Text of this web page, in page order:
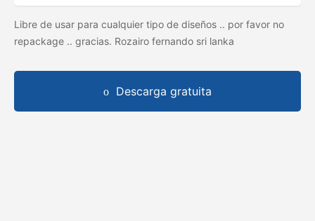
Libre de usar para cualquier tipo de diseños .. por favor no
repackage .. gracias. Rozairo fernando sri lanka
Descarga gratuita